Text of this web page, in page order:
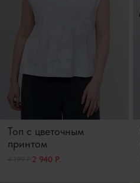
Топ с цветочным
принтом
2 940 Р.